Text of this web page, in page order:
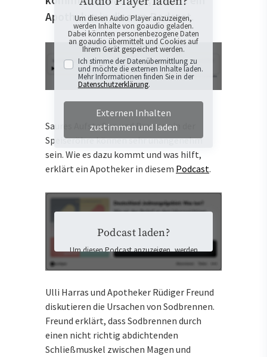
Apotheker in diesem Podcast.
Um diesen Audio Player anzuzeigen,
werden Inhalte von goaudio geladen.
Dabei könnten personenbezogene Daten
an goaudio übermittelt und Cookies auf
Ihrem Gerät gespeichert werden.
Ich stimme der Datenübermittlung zu
und möchte die externen Inhalte laden.
Mehr Informationen finden Sie in der
Datenschutzerklärung.
Externen Inhalten
zustimmen und laden
Saures Aufstoßen und Brennen in der
Speiseröhre können sehr unangenehm
sein. Wie es dazu kommt und was hilft,
erklärt ein Apotheker in diesem Podcast.
Podcast laden?
Um diesen Podcast anzuzeigen, werden
Inhalte von Podigee geladen. Dabei
könnten personenbezogene Daten an
Gerät gespeichert werden.
Ich stimme der Datenübermittlung zu
und möchte die externen Inhalte laden.
Mehr Informationen finden Sie in der
Datenschutzerklärung.
Ulli Harras und Apotheker Rüdiger Freund
diskutieren die Ursachen von Sodbrennen.
Freund erklärt, dass Sodbrennen durch
einen nicht richtig abdichtenden
Schließmuskel zwischen Magen und